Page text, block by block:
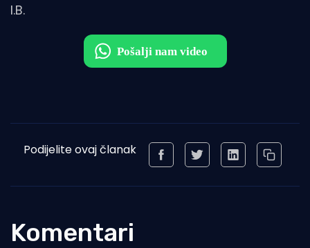
I.B.
Podijelite ovaj članak
Komentari